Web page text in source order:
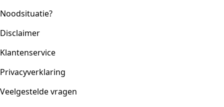
Noodsituatie?
Disclaimer
Klantenservice
Privacyverklaring
Veelgestelde vragen